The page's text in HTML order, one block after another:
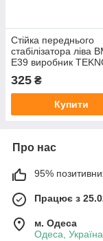
Стійка переднього
стабілізатора ліва
E39 виробник
Туреччина
325 ₴
Купити
Про нас
95%
Працює з
м. Одеса
Одеса, Україна